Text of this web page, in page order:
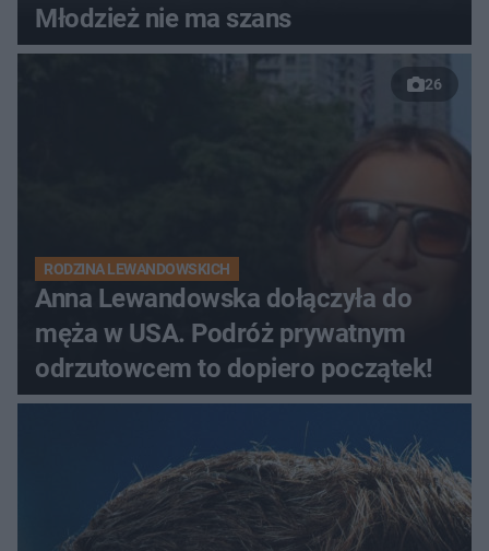
Młodzież nie ma szans
26
RODZINA LEWANDOWSKICH
Anna Lewandowska dołączyła do
męża w USA. Podróż prywatnym
odrzutowcem to dopiero początek!